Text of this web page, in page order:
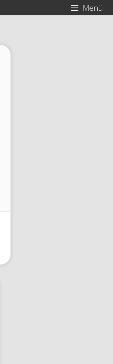
Menü